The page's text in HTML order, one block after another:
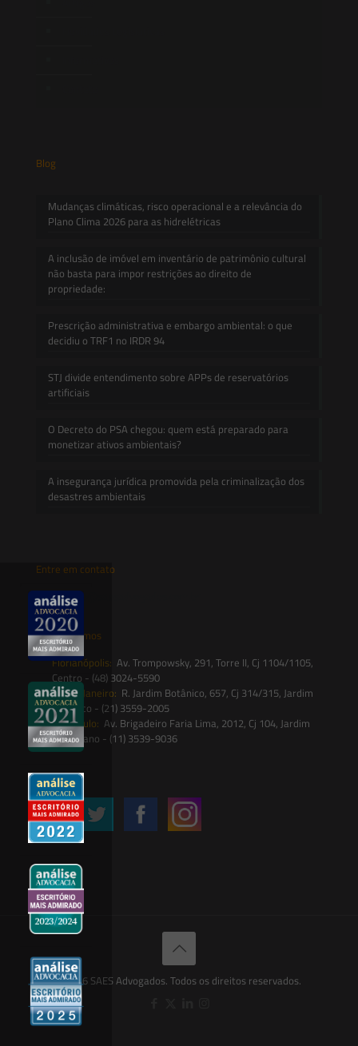
Blog
Mudanças climáticas, risco operacional e a relevância do
Plano Clima 2026 para as hidrelétricas
A inclusão de imóvel em inventário de patrimônio cultural
não basta para impor restrições ao direito de
propriedade:
Prescrição administrativa e embargo ambiental: o que
decidiu o TRF1 no IRDR 94
STJ divide entendimento sobre APPs de reservatórios
artificiais
O Decreto do PSA chegou: quem está preparado para
monetizar ativos ambientais?
A insegurança jurídica promovida pela criminalização dos
desastres ambientais
Entre em contato
contato@saesadvogados.com.br
Onde estamos
Florianópolis: Av. Trompowsky, 291, Torre II, Cj 1104/1105,
Centro - (48) 3024-5590
Rio de Janeiro: R. Jardim Botânico, 657, Cj 314/315, Jardim
Botânico - (21) 3559-2005
São Paulo: Av. Brigadeiro Faria Lima, 2012, Cj 104, Jardim
Paulistano - (11) 3539-9036
Siga-nos
© 2026 SAES Advogados. Todos os direitos reservados.